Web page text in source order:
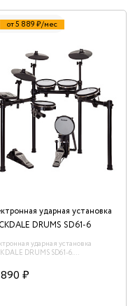
Aux , USB/MIDI, Лине
от 5 889 ₽/мес
ударная установка
DRUMS SD61-6
ударная установка
DRUMS SD61-6.
томы (3шт).8”пэд
Педали-триггеры (хай-
₽